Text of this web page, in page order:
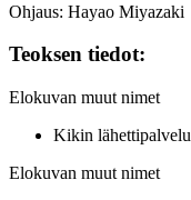
Ohjaus: Hayao Miyazaki
Teoksen tiedot:
Elokuvan muut nimet
Kikin lähettipalvelu
Elokuvan muut nimet